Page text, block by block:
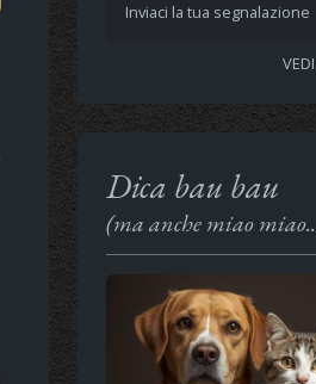
Inviaci la tua segnalazione
Dica bau bau
(ma anche miao